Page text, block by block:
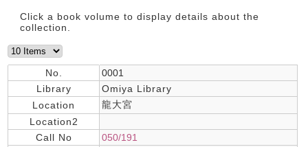
Click a book volume to display details about the
collection.
No.
0001
Library
Omiya Library
Location
龍大宮
Location2
Call No
050/191